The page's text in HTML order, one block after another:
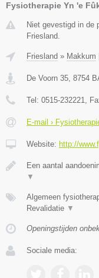
Fysiotherapie Yn 'e
Niet gevestigd in de
Friesland.
Friesland » Makkum
De Voorn 35, 8754
Tel: 0515-232221,
E-mail ›
Website: http://
Een aantal
▼
Algemeen
Revalidatie ▼
Openingstijden
Sociale media: